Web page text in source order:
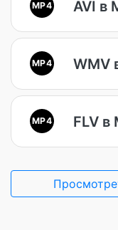
MP4 AVI в
MP4 WMV
MP4 FLV в